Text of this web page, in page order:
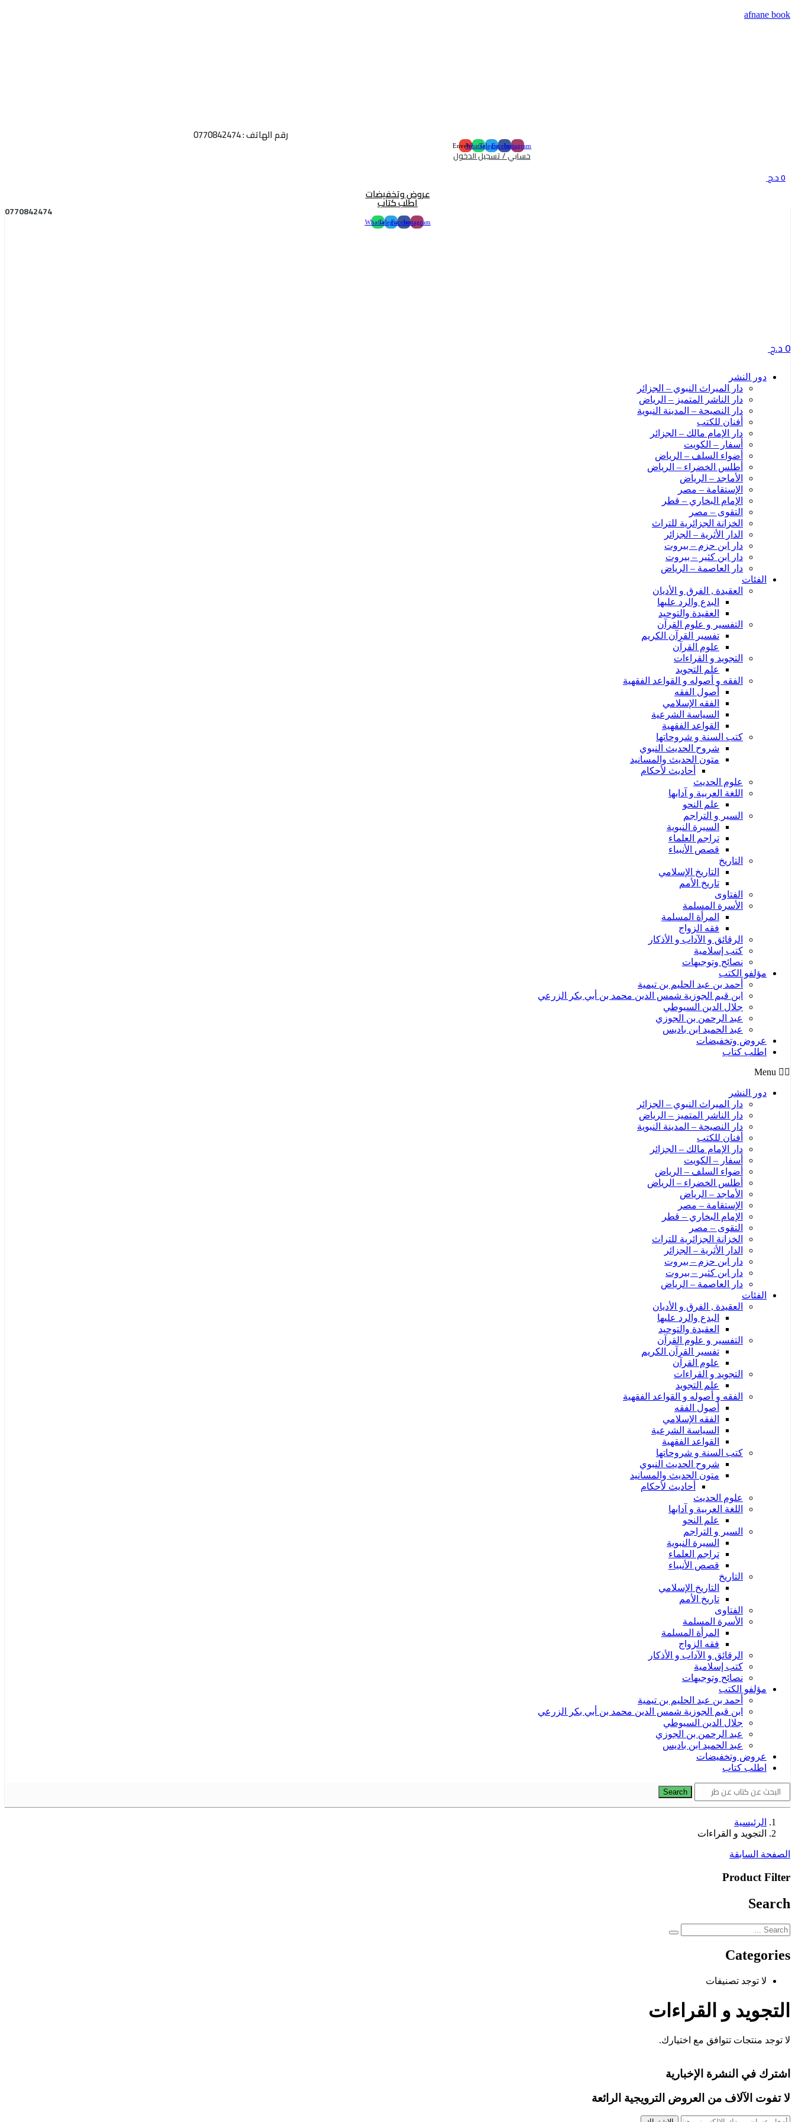
afnane book
رقم الهاتف : 0770842474
Instagram
Facebook
Telegram
Whatsapp
Envelope
حسابي / تسجيل الدخول
0د.ج
عروض وتخفيضات
اطلب كتاب 0770842474
Instagram
Facebook
Telegram
Whatsapp
0د.ج
دور النشر
دار الميراث النبوي – الجزائر
دار الناشر المتميز – الرياض
دار النصيحة – المدينة النبوية
أفنان للكتب
دار الإمام مالك – الجزائر
أسفار – الكويت
أضواء السلف – الرياض
أطلس الخضراء – الرياض
الأماجد – الرياض
الإستقامة – مصر
الإمام البخاري – قطر
التقوى – مصر
الخزانة الجزائرية للتراث
الدار الأثرية – الجزائر
دار ابن حزم – بيروت
دار ابن كثير – بيروت
دار العاصمة – الرياض
الفئات
العقيدة , الفرق و الأديان
البدع والرد عليها
العقيدة والتوحيد
التفسير و علوم القرآن
تفسير القرآن الكريم
علوم القرآن
التجويد و القراءات
علم التجويد
الفقه و أصوله و القواعد الفقهية
أصول الفقه
الفقه الإسلامي
السياسة الشرعية
القواعد الفقهية
كتب السنة و شروحاتها
شروح الحديث النبوي
متون الحديث والمسانيد
أحاديث لأحكام
علوم الحديث
اللغة العربية و آدابها
علم النحو
السير و التراجم
السيرة النبوية
تراجم العلماء
قصص الأنبياء
التاريخ
التاريخ الإسلامي
تاريخ الأمم
الفتاوى
الأسرة المسلمة
المرأة المسلمة
فقه الزواج
الرقائق و الآداب و الأذكار
كتب إسلامية
نصائح وتوجيهات
مؤلفو الكتب
أحمد بن عبد الحليم بن تيمية
ابن قيم الجوزية شمس الدين محمد بن أبي بكر الزرعي
جلال الدين السيوطي
عبد الرحمن بن الجوزي
عبد الحميد ابن باديس
عروض وتخفيضات
اطلب كتاب
Menu
دور النشر
دار الميراث النبوي – الجزائر
دار الناشر المتميز – الرياض
دار النصيحة – المدينة النبوية
أفنان للكتب
دار الإمام مالك – الجزائر
أسفار – الكويت
أضواء السلف – الرياض
أطلس الخضراء – الرياض
الأماجد – الرياض
الإستقامة – مصر
الإمام البخاري – قطر
التقوى – مصر
الخزانة الجزائرية للتراث
الدار الأثرية – الجزائر
دار ابن حزم – بيروت
دار ابن كثير – بيروت
دار العاصمة – الرياض
الفئات
العقيدة , الفرق و الأديان
البدع والرد عليها
العقيدة والتوحيد
التفسير و علوم القرآن
تفسير القرآن الكريم
علوم القرآن
التجويد و القراءات
علم التجويد
الفقه و أصوله و القواعد الفقهية
أصول الفقه
الفقه الإسلامي
السياسة الشرعية
القواعد الفقهية
كتب السنة و شروحاتها
شروح الحديث النبوي
متون الحديث والمسانيد
أحاديث لأحكام
علوم الحديث
اللغة العربية و آدابها
علم النحو
السير و التراجم
السيرة النبوية
تراجم العلماء
قصص الأنبياء
التاريخ
التاريخ الإسلامي
تاريخ الأمم
الفتاوى
الأسرة المسلمة
المرأة المسلمة
فقه الزواج
الرقائق و الآداب و الأذكار
كتب إسلامية
نصائح وتوجيهات
مؤلفو الكتب
أحمد بن عبد الحليم بن تيمية
ابن قيم الجوزية شمس الدين محمد بن أبي بكر الزرعي
جلال الدين السيوطي
عبد الرحمن بن الجوزي
عبد الحميد ابن باديس
عروض وتخفيضات
اطلب كتاب
Search
الرئيسية
التجويد و القراءات
الصفحة السابقة
Product Filter
Search
Categories
لا توجد تصنيفات
التجويد و القراءات
لا توجد منتجات تتوافق مع اختيارك.
اشترك في النشرة الإخبارية
لا تفوت الآلاف من العروض الترويجية الرائعة